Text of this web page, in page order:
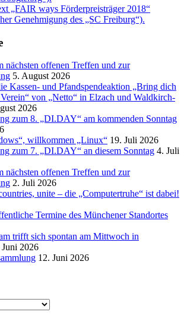
nächsten offenen Treffen und zur
5. August 2026
Kassen- und Pfandspendeaktion „Bring dich
von „Netto“ in Elzach und Waldkirch-
2026
zum 8. „DI.DAY“ am kommenden Sonntag
willkommen „Linux“ 19. Juli 2026
zum 7. „DI.DAY“ an diesem Sonntag 4. Juli
nächsten offenen Treffen und zur
2. Juli 2026
unite – die „Computertruhe“ ist dabei!
Termine des Münchener Standortes
trifft sich spontan am Mittwoch in
Juni 2026
12. Juni 2026